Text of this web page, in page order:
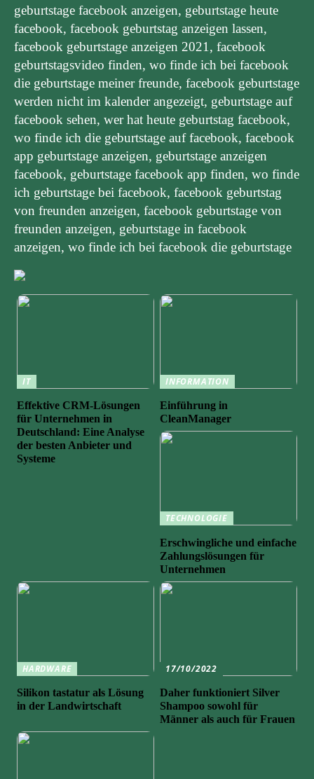
geburtstage facebook anzeigen, geburtstage heute
facebook, facebook geburtstag anzeigen lassen,
facebook geburtstage anzeigen 2021, facebook
geburtstagsvideo finden, wo finde ich bei facebook
die geburtstage meiner freunde, facebook geburtstage
werden nicht im kalender angezeigt, geburtstage auf
facebook sehen, wer hat heute geburtstag facebook,
wo finde ich die geburtstage auf facebook, facebook
app geburtstage anzeigen, geburtstage anzeigen
facebook, geburtstage facebook app finden, wo finde
ich geburtstage bei facebook, facebook geburtstag
von freunden anzeigen, facebook geburtstage von
freunden anzeigen, geburtstage in facebook
anzeigen, wo finde ich bei facebook die geburtstage
IT
Effektive CRM-Lösungen
für Unternehmen in
Deutschland: Eine Analyse
der besten Anbieter und
Systeme
INFORMATION
Einführung in
CleanManager
TECHNOLOGIE
Erschwingliche und einfache
Zahlungslösungen für
Unternehmen
HARDWARE
Silikon tastatur als Lösung
in der Landwirtschaft
17/10/2022
Daher funktioniert Silver
Shampoo sowohl für
Männer als auch für Frauen